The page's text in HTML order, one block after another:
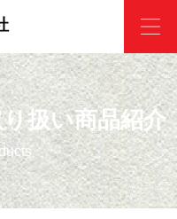
扱い商品紹介